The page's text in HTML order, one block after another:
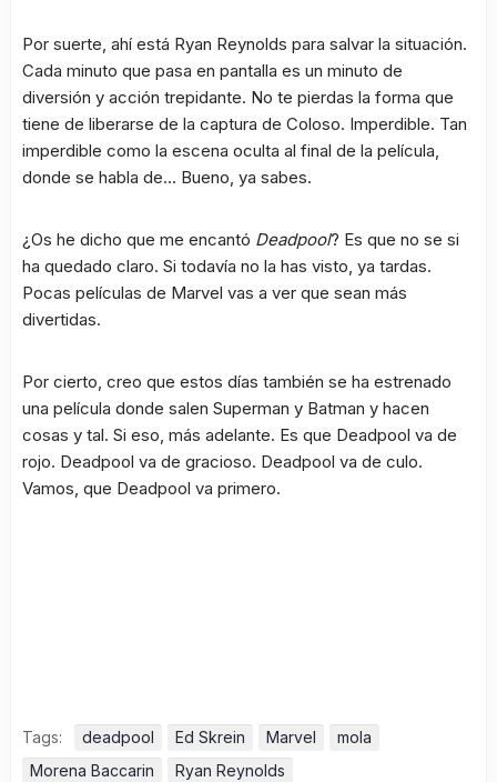
Por suerte, ahí está Ryan Reynolds para salvar la situación.
Cada minuto que pasa en pantalla es un minuto de
diversión y acción trepidante. No te pierdas la forma que
tiene de liberarse de la captura de Coloso. Imperdible. Tan
imperdible como la escena oculta al final de la película,
donde se habla de… Bueno, ya sabes.
¿Os he dicho que me encantó Deadpool? Es que no se si
ha quedado claro. Si todavía no la has visto, ya tardas.
Pocas películas de Marvel vas a ver que sean más
divertidas.
Por cierto, creo que estos días también se ha estrenado
una película donde salen Superman y Batman y hacen
cosas y tal. Si eso, más adelante. Es que Deadpool va de
rojo. Deadpool va de gracioso. Deadpool va de culo.
Vamos, que Deadpool va primero.
Tags: deadpool Ed Skrein Marvel
mola
Morena Baccarin
Ryan Reynolds